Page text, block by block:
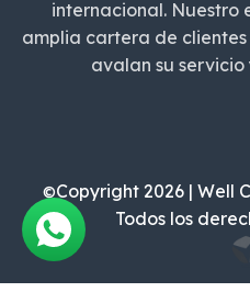
internacional. Nuestro
amplia cartera de
avalan su servicio
©Copyright 2026 | Well
Todos los